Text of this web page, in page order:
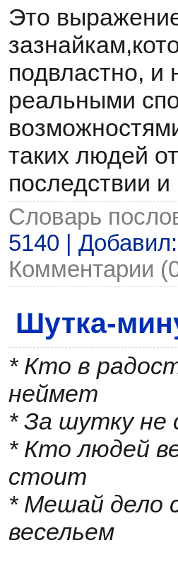
Это
подвластно, и
реальными
таких людей
последствии и
Словарь
5140 | Добавил:
Комментарии
Шутка-
* Кто в
неймет
* За шутку не
* Кто людей
стоит
* Мешай дело
весельем